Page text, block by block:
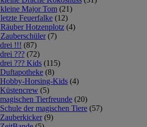
Major Tom (21)
Feuerfalke (12)
Hotzenplotz (4)
(7)
!!! (87)
??? (72)
??? Kids (115)
(8)
Horsing-Kids (4)
(5)
Tierfreunde (20)
der magischen Tiere (57)
(9)